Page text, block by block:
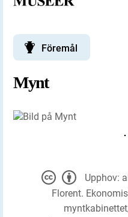
Föremål
Mynt
Upphov:
Florent.